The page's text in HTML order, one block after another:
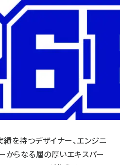
を持つデザイナー、エンジニ
ーからなる層の厚いエキスパー